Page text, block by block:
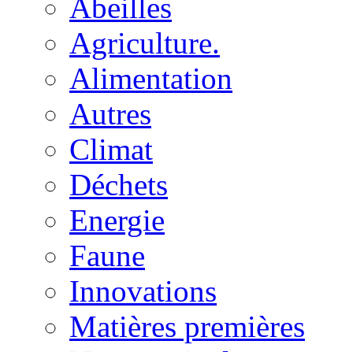
Abeilles
Agriculture.
Alimentation
Autres
Climat
Déchets
Energie
Faune
Innovations
Matières premières